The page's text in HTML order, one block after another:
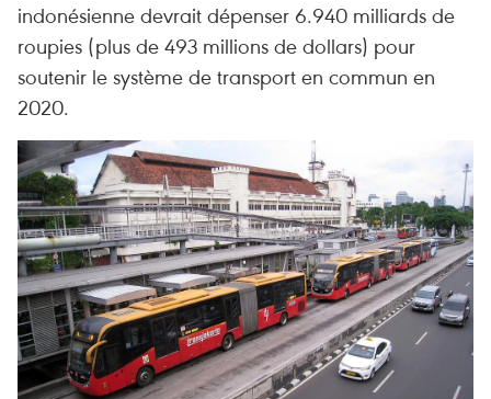
indonésienne devrait dépenser 6.940 milliards de
roupies (plus de 493 millions de dollars) pour
soutenir le système de transport en commun en
2020.